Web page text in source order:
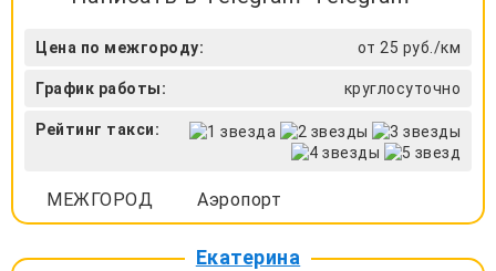
Цена по межгороду: от 25 руб./км
График работы: круглосуточно
Рейтинг такси:
МЕЖГОРОД Аэропорт
Екатерина